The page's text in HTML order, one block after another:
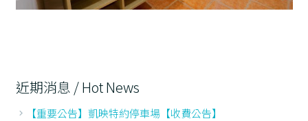
近期消息 / Hot News
【重要公告】凱映特約停車場【收費公告】